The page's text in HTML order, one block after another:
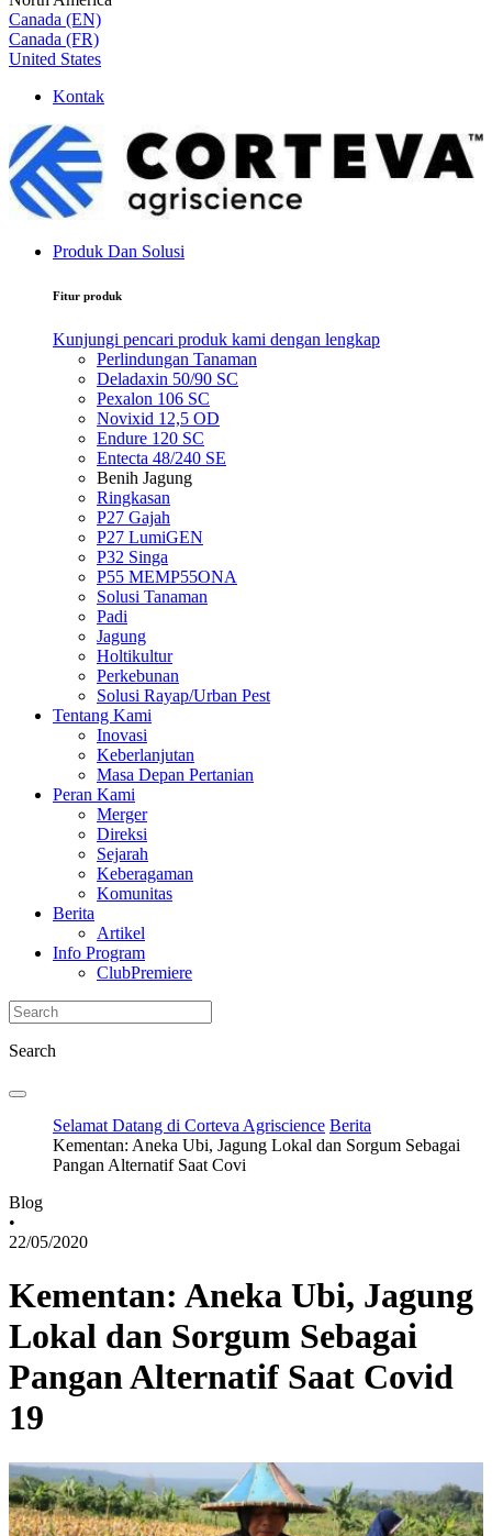
Canada (EN)
Canada (FR)
United States
Kontak
Produk Dan Solusi
Fitur produk
Kunjungi pencari produk kami dengan lengkap
Perlindungan Tanaman
Deladaxin 50/90 SC
Pexalon 106 SC
Novixid 12,5 OD
Endure 120 SC
Entecta 48/240 SE
Benih Jagung
Ringkasan
P27 Gajah
P27 LumiGEN
P32 Singa
P55 MEMP55ONA
Solusi Tanaman
Padi
Jagung
Holtikultur
Perkebunan
Solusi Rayap/Urban Pest
Tentang Kami
Inovasi
Keberlanjutan
Masa Depan Pertanian
Peran Kami
Merger
Direksi
Sejarah
Keberagaman
Komunitas
Berita
Artikel
Info Program
ClubPremiere
Search
Selamat Datang di Corteva Agriscience Berita
Kementan: Aneka Ubi, Jagung Lokal dan Sorgum Sebagai
Pangan Alternatif Saat Covi
Blog
•
22/05/2020
Kementan: Aneka Ubi, Jagung
Lokal dan Sorgum Sebagai
Pangan Alternatif Saat Covid
19